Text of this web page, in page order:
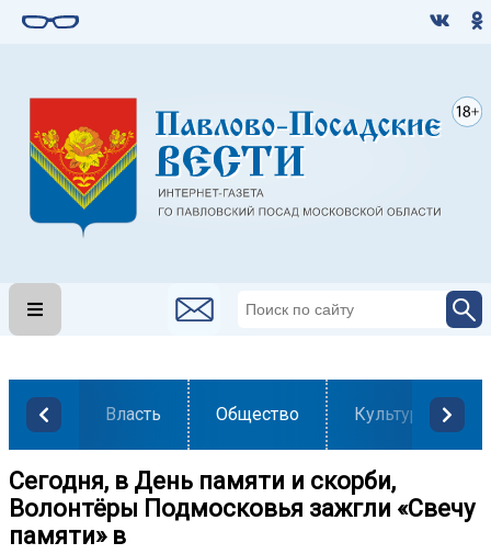
Власть Общество Культура
Сегодня, в День памяти и скорби,
Волонтёры Подмосковья зажгли «Свечу
памяти» в